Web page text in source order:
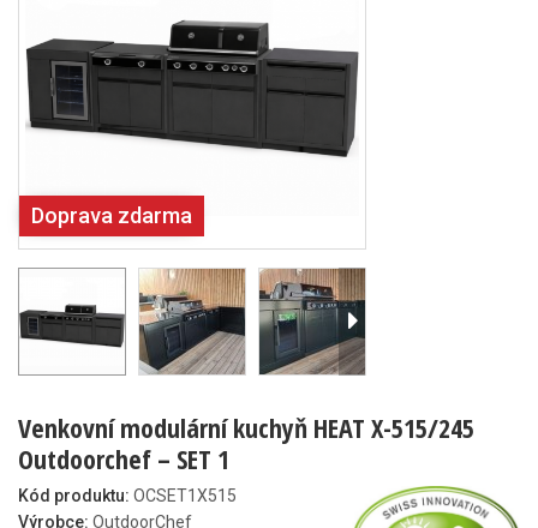
Doprava zdarma
Venkovní modulární kuchyň HEAT X-515/245
Outdoorchef – SET 1
Kód produktu: OCSET1X515
Výrobce: OutdoorChef